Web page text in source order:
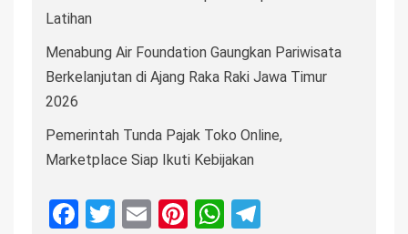
Latihan
Menabung Air Foundation Gaungkan Pariwisata
Berkelanjutan di Ajang Raka Raki Jawa Timur
2026
Pemerintah Tunda Pajak Toko Online,
Marketplace Siap Ikuti Kebijakan
Facebook
Twitter
EmailPinterest
WhatsApp